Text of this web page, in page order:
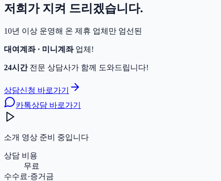
저희가 지켜 드리겠습니다.
10년 이상 운영해 온 제휴 업체만 엄선된
대여계좌 · 미니계좌업체!
24시간전문 상담사가 함께 도와드립니다!
상담신청 바로가기
카톡상담 바로가기
소개 영상 준비 중입니다
상담 비용
무료
수수료·증거금